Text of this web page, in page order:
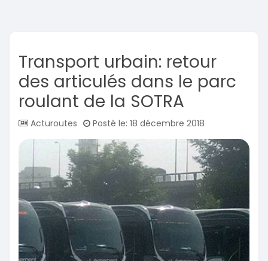
Transport urbain: retour
des articulés dans le parc
roulant de la SOTRA
Acturoutes Posté le: 18 décembre 2018